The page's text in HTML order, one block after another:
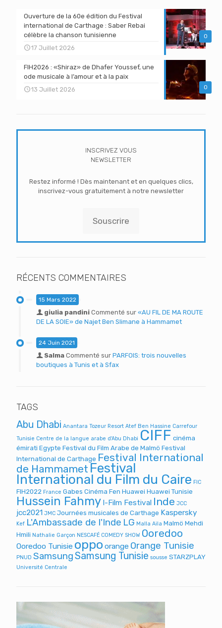
0
Ouverture de la 60e édition du Festival
international de Carthage : Saber Rebai
célèbre la chanson tunisienne
17 Juillet 2026
0
FIH2026 : «Shiraz» de Dhafer Youssef, une
ode musicale à l’amour et à la paix
13 Juillet 2026
INSCRIVEZ VOUS
NEWSLETTER
Restez informé ! Dès maintenant et en quelques clics,
inscrivez-vous gratuitement à notre newsletter
Souscrire
RÉCENTS COMMENTAIRES
15 Mars 2022
giulia pandini Commenté sur «AU FIL DE MA ROUTE
DE LA SOIE» de Najet Ben Slimane à Hammamet
24 Juin 2021
Salma Commenté sur PARFOIS: trois nouvelles
boutiques à Tunis et à Sfax
TAGS
Abu Dhabi Anantara Tozeur Resort Atef Ben Hassine Carrefour
Tunisie Centre de la langue arabe d'Abu Dhabi CIFF cinéma
émirati Egypte Festival du Film Arabe de Malmö Festival
International de Carthage Festival International
de HammametFestival
International du Film du Caire FIC
FIH2022 France Gabes Cinéma Fen Huawei Huawei Tunisie
Hussein Fahmy I-Film Festival Inde JCC
jcc2021 JMC Journées musicales de Carthage Kaspersky
Kef L'Ambassade de l'Inde LG Malla Aila Malmö Mehdi
Hmili Nathalie Garçon NESCAFÉ COMEDY SHOW Ooredoo
Ooredoo Tunisie oppo orange Orange Tunisie
PNUD SamsungSamsung Tunisie sousse STARZPLAY
Université Centrale